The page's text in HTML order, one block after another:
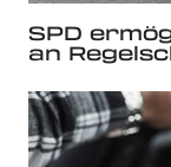
SPD
an